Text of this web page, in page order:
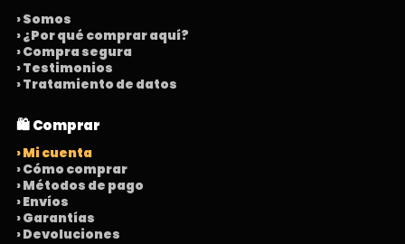
› Somos
› ¿Por qué comprar aquí?
› Compra segura
› Testimonios
› Tratamiento de datos
🛍️ Comprar
› Mi cuenta
› Cómo comprar
› Métodos de pago
› Envíos
› Garantías
› Devoluciones